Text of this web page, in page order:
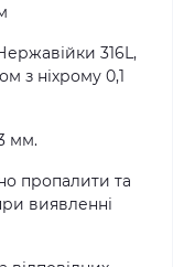
316L,
з ніхрому 0,1
мм.
пропалити та
виявленні